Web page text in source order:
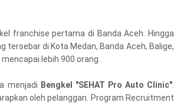
franchise pertama di Banda Aceh. Hingga
di Kota Medan, Banda Aceh, Balige,
lebih 900 orang.
menjadi Bengkel "SEHAT Pro Auto Clinic".
oleh pelanggan. Program Recruitment